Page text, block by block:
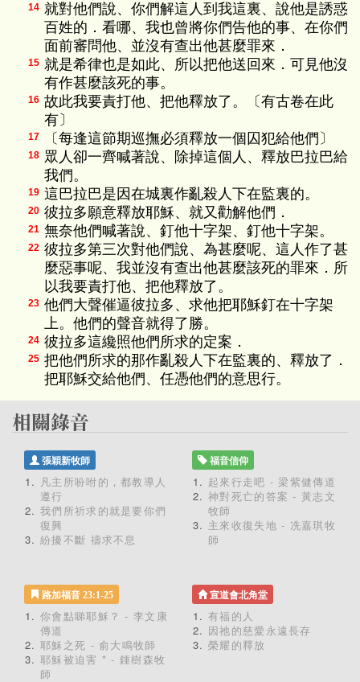
14 就對他們說、你們解這人到我這裏、說他是誘惑
百姓的．看哪、我也曾將你們告他的事、在你們
面前審問他、並沒有查出他甚麼罪來．
15 就是希律也是如此、所以把他送回來．可見他沒
有作甚麼該死的事。
16 故此我要責打他、把他釋放了。〔有古卷在此
有〕
17 〔每逢這節期巡撫必須釋放一個囚犯給他們〕
18 眾人卻一齊喊著說、除掉這個人、釋放巴拉巴給
我們。
19 這巴拉巴是因在城裏作亂殺人下在監裏的。
20 彼拉多願意釋放耶穌、就又勸解他們．
21 無奈他們喊著說、釘他十字架、釘他十字架。
22 彼拉多第三次對他們說、為甚麼呢、這人作了甚
麼惡事呢、我並沒有查出他甚麼該死的罪來．所
以我要責打他、把他釋放了。
23 他們大聲催逼彼拉多、求他把耶穌釘在十字架
上。他們的聲音就得了勝。
24 彼拉多這纔照他們所求的定案．
25 把他們所求的那作亂殺人下在監裏的、釋放了．
把耶穌交給他們、任憑他們的意思行。
張穎新牧師
凡主所吩咐的，都教導人
遵行
我們所祈求的就是要你們
復興
紛擾不斷 禱求不息
福音信仰
起來行走吧 - 梁紫健傳道
神對死亡的答案 - 黃志文
牧師
主來收復失地 - 冼嘉琪牧
師
路加福音 23:1-25
你會點睇耶穌？ - 李文康
傳道
耶穌之死 - 俞大鳴牧師
耶穌被迫害 * - 鍾樹森牧
師
宣道會北角堂
有福的人
因祂的慈愛永遠長存
榮耀的釋放